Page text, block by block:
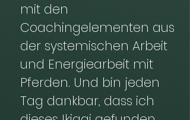
mit den
Coachingelementen aus
der systemischen Arbeit
und Energiearbeit mit
Pferden. Und bin jeden
Tag dankbar, dass ich